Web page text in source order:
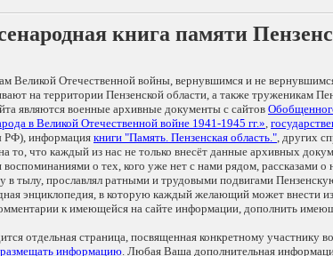
книга памяти
Великой Отечественной войны, вернувшимся и не
на территории Пензенской области, а также труженикам
являются военные архивные документы с сайтов
в Великой Отечественной войне 1941-1945 гг.»,
РФ), информация книги "Память. Пензенская область.", других
то, что каждый из нас не только внесёт данные архивных
о тех, кого уже нет с нами рядом, рассказами
в тылу, прославлял ратными и трудовыми подвигами
энциклопедия, в которую каждый желающий может внести
к имеющейся на сайте информации, дополнить
отдельная страница, посвященная конкретному
информацию. Любая Ваша дополнительная